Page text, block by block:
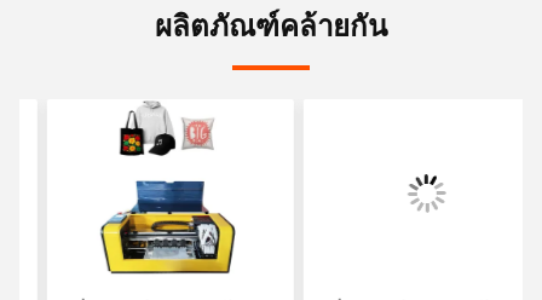
ผลิตภัณฑ์คล้ายกัน